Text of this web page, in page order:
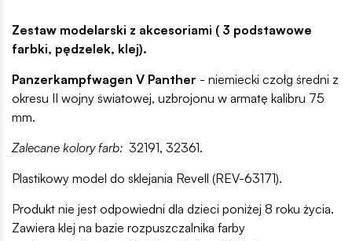
Zestaw modelarski z akcesoriami ( 3 podstawowe
farbki, pędzelek, klej).
Panzerkampfwagen V Panther - niemiecki czołg średni z
okresu II wojny światowej, uzbrojonu w armatę kalibru 75
mm.
Zalecane kolory farb: 32191, 32361.
Plastikowy model do sklejania Revell (REV-63171).
Produkt nie jest odpowiedni dla dzieci poniżej 8 roku życia.
Zawiera klej na bazie rozpuszczalnika farby